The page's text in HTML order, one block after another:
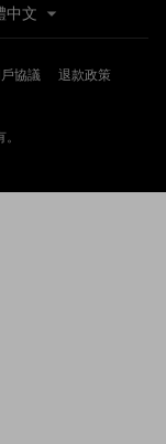
協議
退款政策
中文